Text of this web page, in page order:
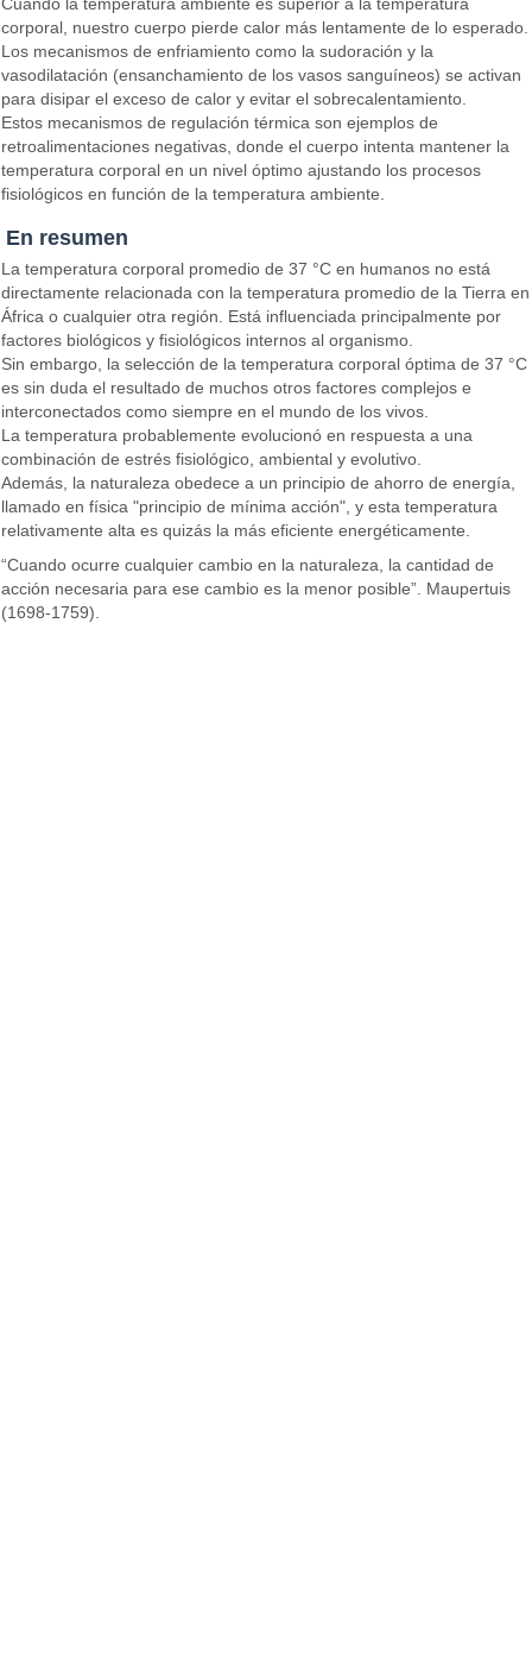
Cuando la temperatura ambiente es superior a la temperatura
corporal, nuestro cuerpo pierde calor más lentamente de lo esperado.
Los mecanismos de enfriamiento como la sudoración y la
vasodilatación (ensanchamiento de los vasos sanguíneos) se activan
para disipar el exceso de calor y evitar el sobrecalentamiento.
Estos mecanismos de regulación térmica son ejemplos de
retroalimentaciones negativas, donde el cuerpo intenta mantener la
temperatura corporal en un nivel óptimo ajustando los procesos
fisiológicos en función de la temperatura ambiente.
En resumen
La temperatura corporal promedio de 37 °C en humanos no está
directamente relacionada con la temperatura promedio de la Tierra en
África o cualquier otra región. Está influenciada principalmente por
factores biológicos y fisiológicos internos al organismo.
Sin embargo, la selección de la temperatura corporal óptima de 37 °C
es sin duda el resultado de muchos otros factores complejos e
interconectados como siempre en el mundo de los vivos.
La temperatura probablemente evolucionó en respuesta a una
combinación de estrés fisiológico, ambiental y evolutivo.
Además, la naturaleza obedece a un principio de ahorro de energía,
llamado en física "principio de mínima acción", y esta temperatura
relativamente alta es quizás la más eficiente energéticamente.
“Cuando ocurre cualquier cambio en la naturaleza, la cantidad de
acción necesaria para ese cambio es la menor posible”. Maupertuis
(1698-1759).